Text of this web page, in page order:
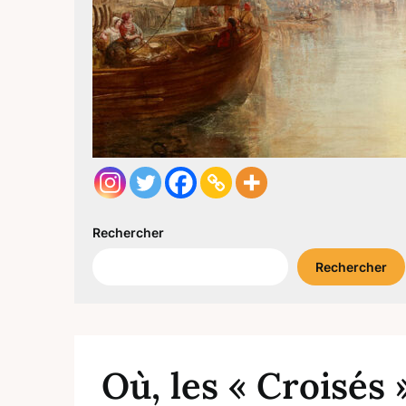
Rechercher
Rechercher
Où, les « Croisés